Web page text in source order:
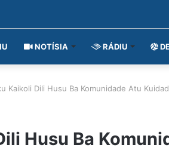
NOTÍSIA RÁDIU
Kaikoli Dili Husu Ba Komunidade Atu
Husu Ba